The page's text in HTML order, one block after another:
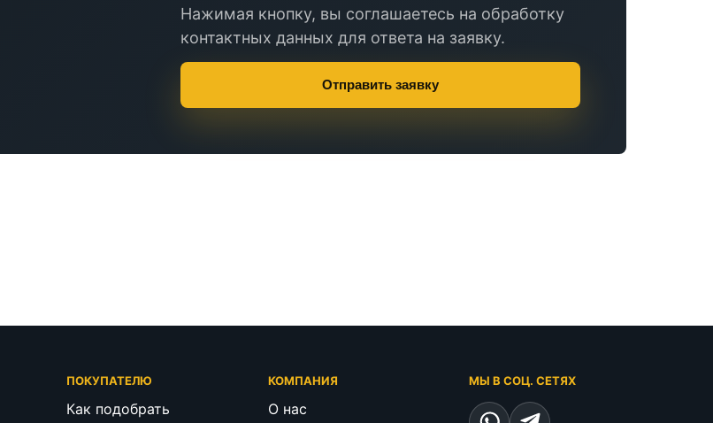
Нажимая кнопку, вы соглашаетесь на обработку
контактных данных для ответа на заявку.
Отправить заявку
ПОКУПАТЕЛЮ
Как подобрать
КОМПАНИЯ
О нас
МЫ В СОЦ. СЕТЯХ